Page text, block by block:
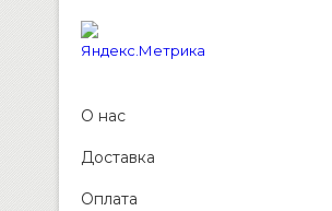
О нас
Доставка
Оплата